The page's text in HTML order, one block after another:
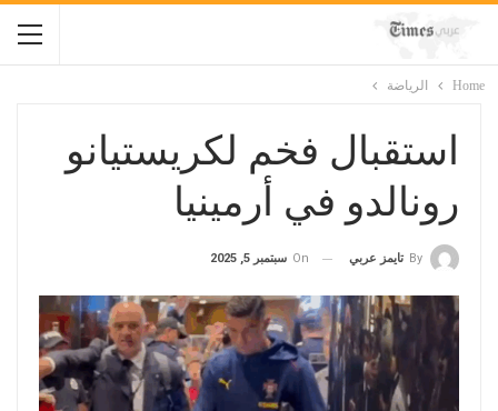
Home الرياضة
استقبال فخم لكريستيانو
رونالدو في أرمينيا
By تايمز عربي On سبتمبر 5, 2025